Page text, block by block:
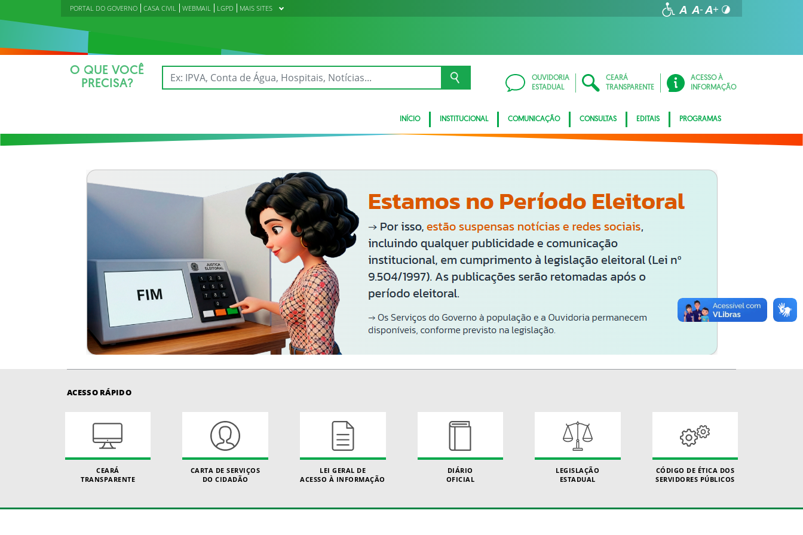
PORTAL DO GOVERNO CASA CIVIL WEBMAIL LGPD MAIS SITES
O QUE VOCÊ
PRECISA?
OUVIDORIA
ESTADUAL
CEARÁ
TRANSPARENTE
ACESSO À
INFORMAÇÃO
INÍCIO INSTITUCIONAL COMUNICAÇÃO CONSULTAS EDITAIS PROGRAMAS
ACESSO RÁPIDO
CEARÁ
TRANSPARENTE
CARTA DE SERVIÇOS
DO CIDADÃO
LEI GERAL DE
ACESSO À INFORMAÇÃO
DIÁRIO
OFICIAL
LEGISLAÇÃO
ESTADUAL
CÓDIGO DE ÉTICA DOS
SERVIDORES PÚBLICOS